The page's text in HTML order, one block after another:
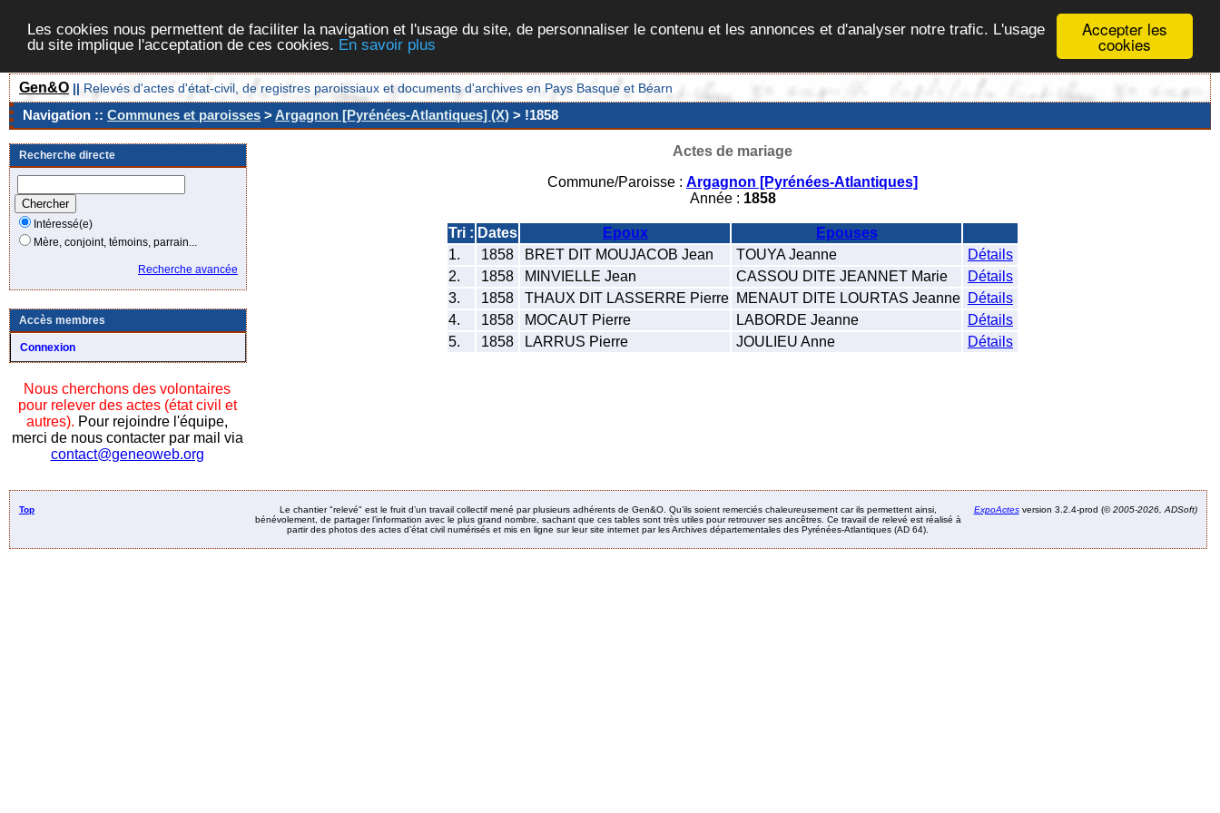
Accepter les
cookies
Les cookies nous permettent de faciliter la navigation et l'usage du site, de personnaliser le contenu et les annonces et d'analyser notre trafic. L'usage
du site implique l'acceptation de ces cookies. En savoir plus
Gen&O || Relevés d'actes d'état-civil, de registres paroissiaux et documents d'archives en Pays Basque et Béarn
Navigation :: Communes et paroisses >Argagnon [Pyrénées-Atlantiques] (X) > !1858
Recherche directe
Intéressé(e)
Mère, conjoint, témoins, parrain...
Recherche avancée
Accès membres
Connexion
Nous cherchons des volontaires
pour relever des actes (état civil et
autres). Pour rejoindre l'équipe,
merci de nous contacter par mail via
contact@geneoweb.org
Actes de mariage
Commune/Paroisse : Argagnon [Pyrénées-Atlantiques]
Année : 1858
Tri : Dates Epoux
Epouses
1.
1858 BRET DIT MOUJACOB Jean TOUYA Jeanne
Détails
2.
1858 MINVIELLE Jean CASSOU DITE JEANNET Marie
Détails
3.
1858 THAUX DIT LASSERRE Pierre MENAUT DITE LOURTAS Jeanne Détails
4.
1858 MOCAUT Pierre LABORDE Jeanne
Détails
5.
1858 LARRUS Pierre JOULIEU Anne Détails
Top
Le chantier "relevé" est le fruit d’un travail collectif mené par plusieurs adhérents de Gen&O. Qu’ils soient remerciés chaleureusement car ils permettent ainsi,
bénévolement, de partager l’information avec le plus grand nombre, sachant que ces tables sont très utiles pour retrouver ses ancêtres. Ce travail de relevé est réalisé à
partir des photos des actes d’état civil numérisés et mis en ligne sur leur site internet par les Archives départementales des Pyrénées-Atlantiques (AD 64).
ExpoActesversion 3.2.4-prod (©2005-2026, ADSoft)